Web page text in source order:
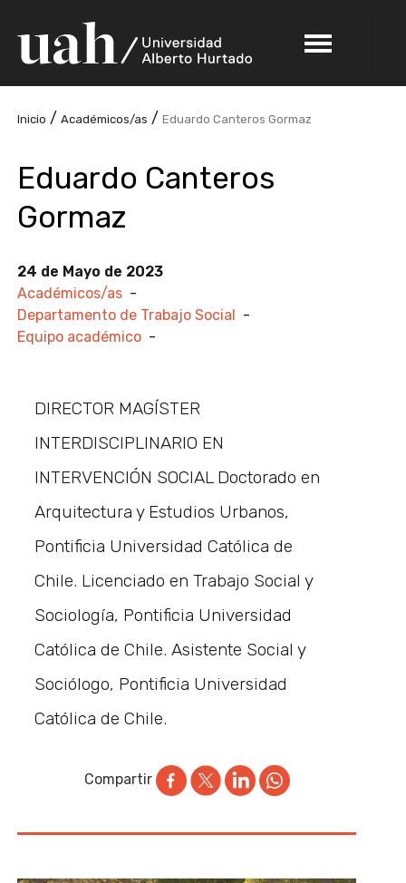
Inicio /Académicos/as /Eduardo Canteros Gormaz
Eduardo Canteros
Gormaz
24 de Mayo de 2023
Académicos/as -
Departamento de Trabajo Social
-
Equipo académico -
DIRECTOR MAGÍSTER
INTERDISCIPLINARIO EN
INTERVENCIÓN SOCIAL Doctorado en
Arquitectura y Estudios Urbanos,
Pontificia Universidad Católica de
Chile. Licenciado en Trabajo Social y
Sociología, Pontificia Universidad
Católica de Chile. Asistente Social y
Sociólogo, Pontificia Universidad
Católica de Chile.
Compartir